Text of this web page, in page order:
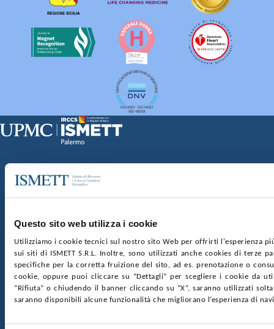
Questo sito web utilizza i cookie
Utilizziamo i cookie tecnici sul nostro sito Web per offrirti l'esperienza
sui siti di ISMETT S.R.L. Inoltre, sono utilizzati anche cookies di terze
specifiche per la corretta fruizione del sito, ad es. prenotazione o
cookie, oppure puoi cliccare su “Dettagli” per scegliere i cookie da
“Rifiuta” o chiudendo il banner cliccando su “X”, saranno utilizzati
saranno disponibili alcune funzionalità che migliorano l’esperienza di
Via Discesa dei Giudici 4 90133 Palermo
nr. REA PA-201818 P.I. 04544550827
SOCIETÀ TRASPARENTE WHISTLEBLOWING
GARE E CONTRATTIPRIVACYCOOKIE POLICY
SOSTIENICIMAPPA DEL SITOACCESSIBILITÀ
CONTATTI